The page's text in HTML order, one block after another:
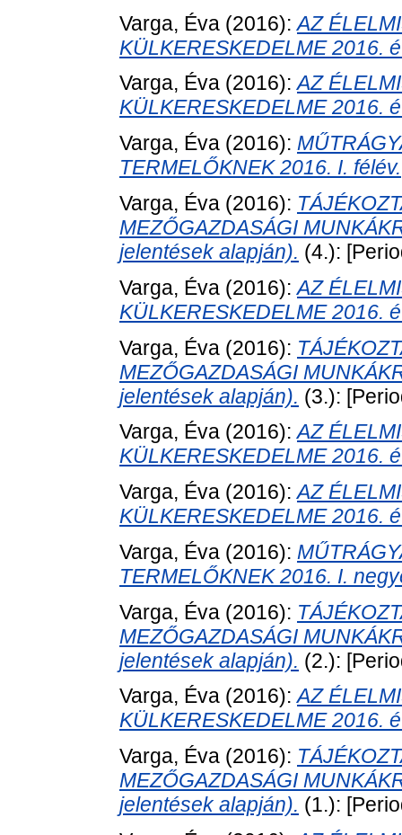
Varga, Éva (2016):AZ
KÜLKERESKEDELME 2016.
Varga, Éva (2016):AZ
KÜLKERESKEDELME 2016.
Varga, Éva (2016):
TERMELŐKNEK 2016. I. félév.
Varga, Éva (2016):
MEZŐGAZDASÁGI
jelentések alapján). (4.):
Varga, Éva (2016):AZ
KÜLKERESKEDELME 2016.
Varga, Éva (2016):
MEZŐGAZDASÁGI
jelentések alapján). (3.):
Varga, Éva (2016):AZ
KÜLKERESKEDELME 2016.
Varga, Éva (2016):AZ
KÜLKERESKEDELME 2016.
Varga, Éva (2016):
TERMELŐKNEK 2016. I.
Varga, Éva (2016):
MEZŐGAZDASÁGI
jelentések alapján). (2.):
Varga, Éva (2016):AZ
KÜLKERESKEDELME 2016.
Varga, Éva (2016):
MEZŐGAZDASÁGI
jelentések alapján). (1.):